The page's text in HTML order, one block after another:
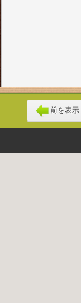
前を表示